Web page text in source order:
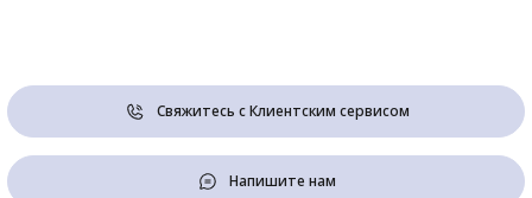
Свяжитесь с Клиентским сервисом
Напишите нам